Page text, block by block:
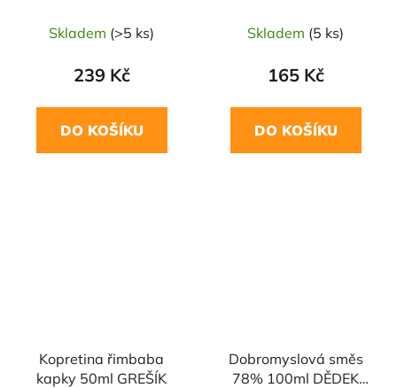
Skladem (>5 ks)
239 Kč
DO KOŠÍKU
Skladem (5 ks)
165 Kč
DO KOŠÍKU
Kopretina řimbaba
kapky 50ml GREŠÍK
Dobromyslová směs
78% 100ml DĚDEK